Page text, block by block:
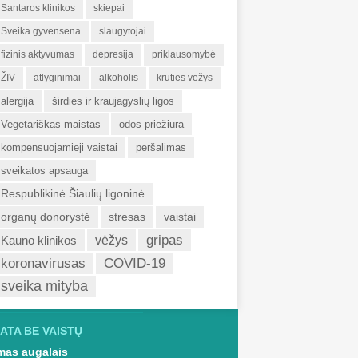
Santaros klinikos skiepai
Sveika gyvensena slaugytojai
fizinis aktyvumas depresija priklausomybė
ŽIV atlyginimai alkoholis krūties vėžys
alergija
širdies ir kraujagyslių ligos
Vegetariškas maistas
odos priežiūra
kompensuojamieji vaistai
peršalimas
sveikatos apsauga
Respublikinė Šiaulių ligoninė
organų donorystė
stresas vaistai
Kauno klinikos vėžys
gripas
koronavirusas
COVID-19
sveika mityba
BE VAISTŲ
augalais